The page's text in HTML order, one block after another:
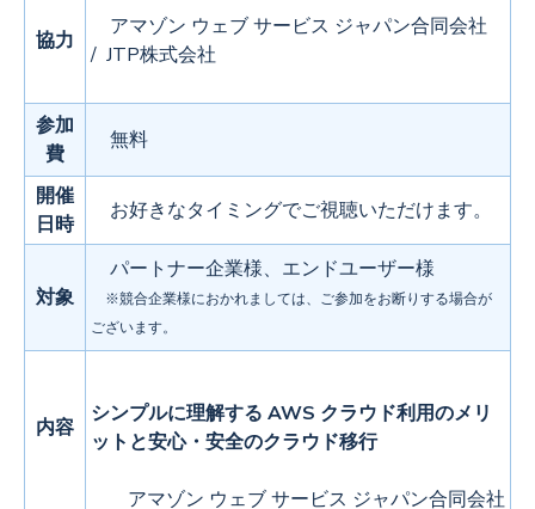
協力
アマゾン ウェブ サービス ジャパン合同会社
/ JTP株式会社
参加
費
無料
開催
日時
お好きなタイミングでご視聴いただけます。
対象
パートナー企業様、エンドユーザー様
※競合企業様におかれましては、ご参加をお断りする場合が
ございます。
内容
シンプルに理解する AWS クラウド利用のメリ
ットと安心・安全のクラウド移行
アマゾン ウェブ サービス ジャパン合同会社